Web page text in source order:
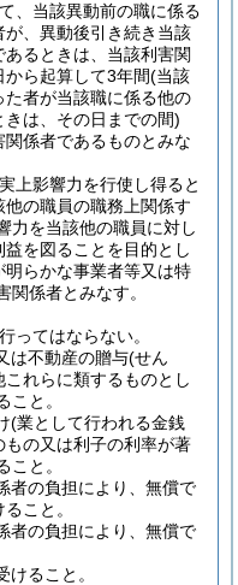
、当該異動前の職に係る
、異動後引き続き当該
るときは、当該利害関
ら起算して3年間(当該
者が当該職に係る他の
は、その日までの間)
係者であるものとみな
上影響力を行使し得ると
の職員の職務上関係す
力を当該他の職員に対し
を図ることを目的とし
らかな事業者等又は特
関係者とみなす。
ってはならない。
は不動産の贈与(せん
れらに類するものとし
こと。
(業として行われる金銭
の又は利子の利率が著
こと。
者の負担により、無償で
こと。
者の負担により、無償で
ること。